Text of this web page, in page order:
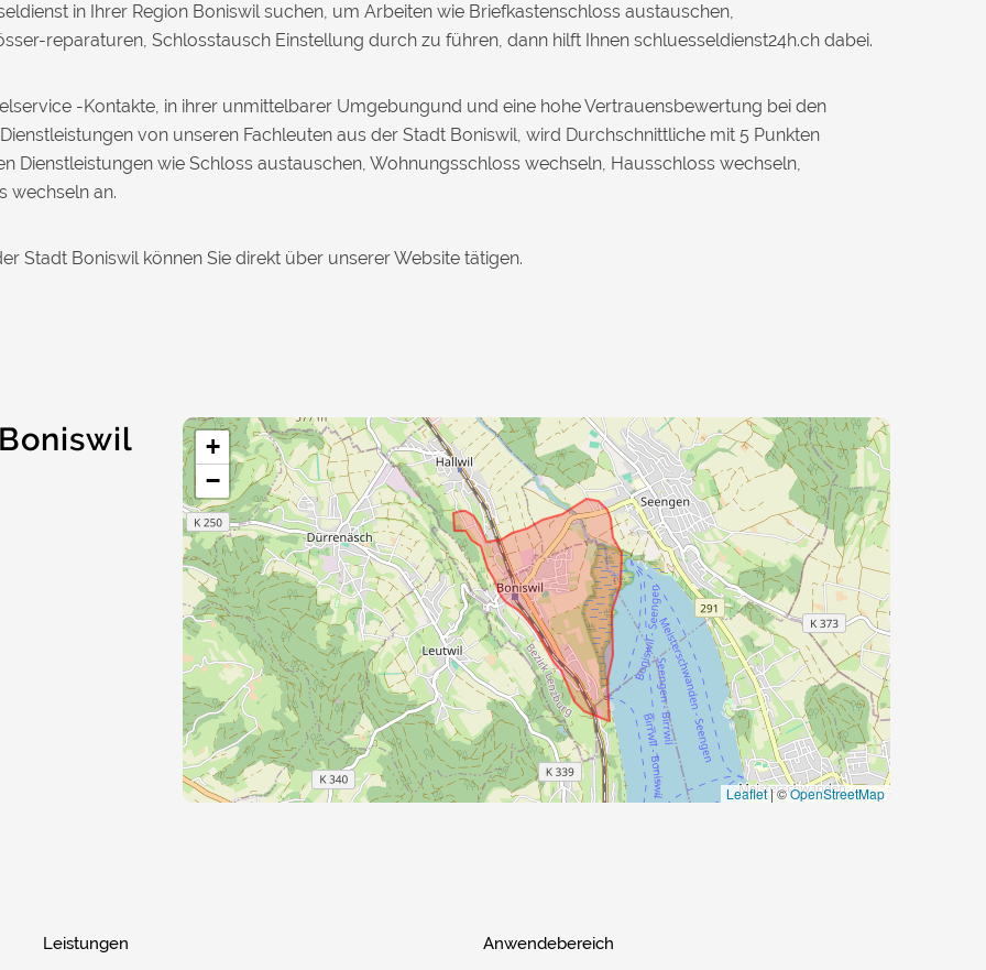
in Ihrer Region Boniswil suchen, um Arbeiten wie Briefkastenschloss austauschen,
reparaturen, Schlosstausch Einstellung durch zu führen, dann hilft Ihnen schluesseldienst24h.ch dabei.
-Kontakte, in ihrer unmittelbarer Umgebungund und eine hohe Vertrauensbewertung bei den
von unseren Fachleuten aus der Stadt Boniswil, wird Durchschnittliche mit 5 Punkten
Dienstleistungen wie Schloss austauschen, Wohnungsschloss wechseln, Hausschloss wechseln,
wechseln an.
Stadt Boniswil können Sie direkt über unserer Website tätigen.
+
−
Leaflet|©OpenStreetMap
Leistungen Anwendebereich